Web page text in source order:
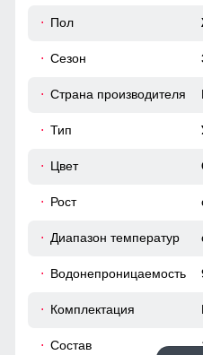
Карманы утеплены флисом.
Повседневная
Карман, обеспечивает
ветра, делая куртку
Пол
Сезон
Страна производителя
Тип
Цвет
Рост
Диапазон температур
Водонепроницаемость
Комплектация
Состав